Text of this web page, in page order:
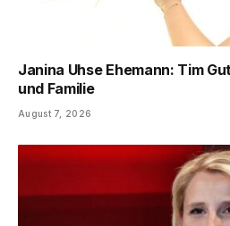
Janina Uhse Ehemann: Tim
und Familie
August 7, 2026